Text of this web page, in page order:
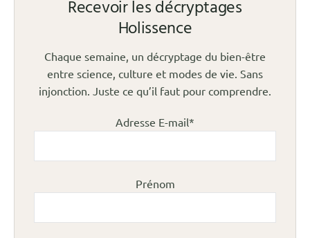
Recevoir les décryptages
Holissence
Chaque semaine, un décryptage du bien-être
entre science, culture et modes de vie. Sans
injonction. Juste ce qu’il faut pour comprendre.
Adresse E-mail*
Prénom